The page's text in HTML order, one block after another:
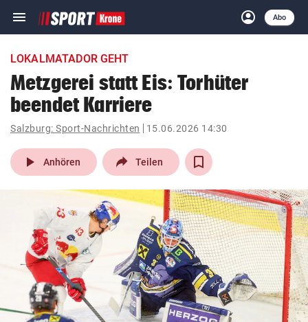
menu Navigation
ein-/ausklappen
account_circle
Anmelden
Abo
close Schließen
account_circle Anmelden
pin_drop
Wien arrow_right
bookmark
search
Suchbegriff
eingeben
LOKALMATADOR GEHT
Metzgerei statt Eis: Torhüter
beendet Karriere
Salzburg: Sport-Nachrichten 15.06.2026 14:30
play_arrow Anhören Teilen